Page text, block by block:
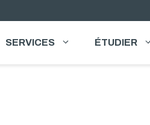
SERVICES ÉTUDIER